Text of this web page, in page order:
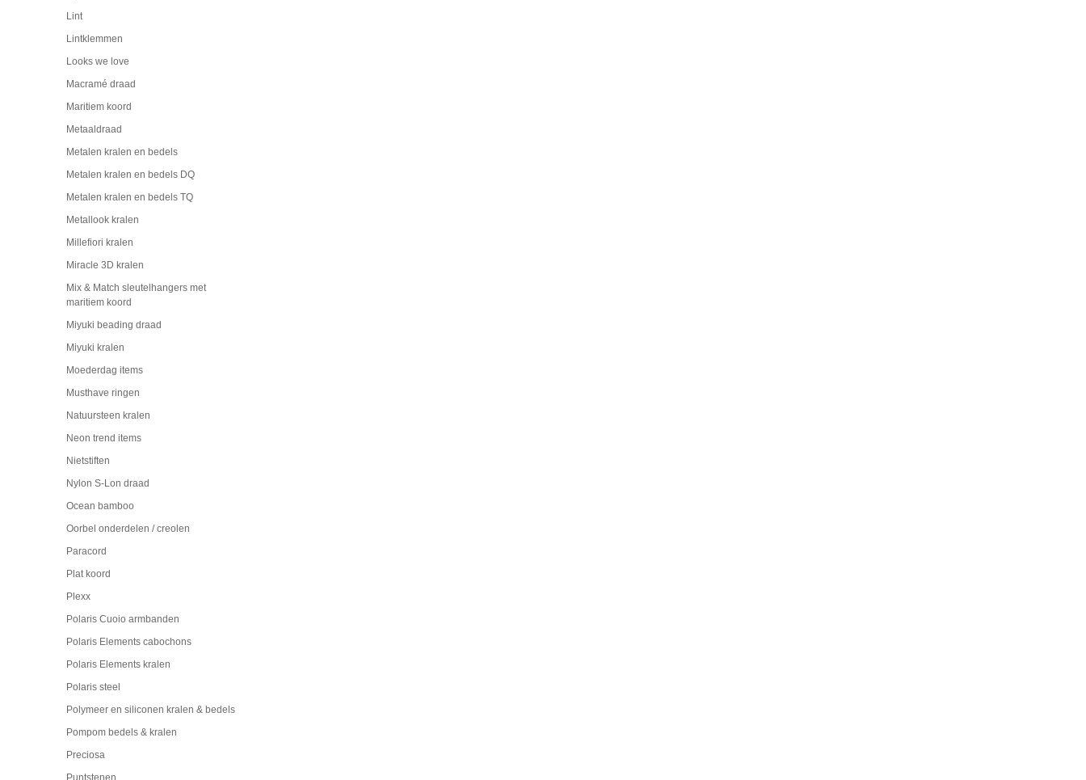
Lint
Lintklemmen
Looks we love
Macramé draad
Maritiem koord
Metaaldraad
Metalen kralen en bedels
Metalen kralen en bedels DQ
Metalen kralen en bedels TQ
Metallook kralen
Millefiori kralen
Miracle 3D kralen
Mix & Match sleutelhangers met
maritiem koord
Miyuki beading draad
Miyuki kralen
Moederdag items
Musthave ringen
Natuursteen kralen
Neon trend items
Nietstiften
Nylon S-Lon draad
Ocean bamboo
Oorbel onderdelen / creolen
Paracord
Plat koord
Plexx
Polaris Cuoio armbanden
Polaris Elements cabochons
Polaris Elements kralen
Polaris steel
Polymeer en siliconen kralen & bedels
Pompom bedels & kralen
Preciosa
Puntstenen